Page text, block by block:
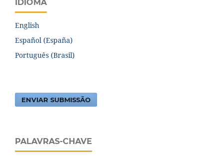
IDIOMA
English
Español (España)
Português (Brasil)
ENVIAR SUBMISSÃO
PALAVRAS-CHAVE